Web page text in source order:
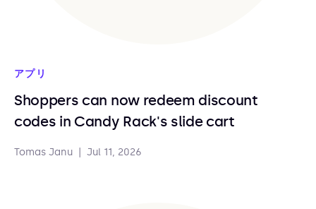
アプリ
Shoppers can now redeem discount
codes in Candy Rack's slide cart
Tomas Janu Jul 11, 2026